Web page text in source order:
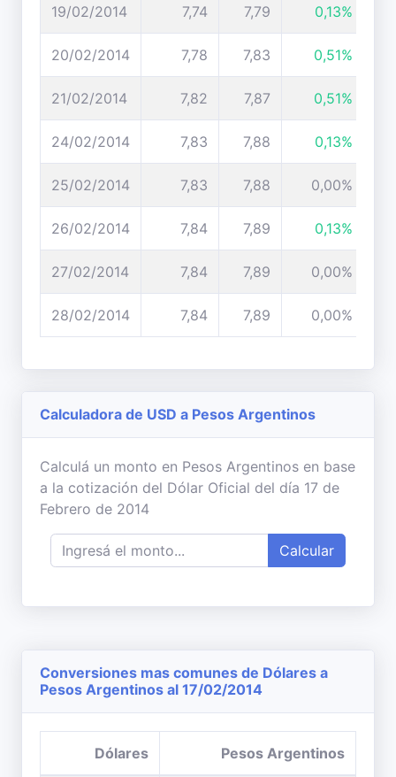
19/02/2014 7,74 7,79 0,13%
20/02/2014 7,78 7,83 0,51%
21/02/2014 7,82 7,87 0,51%
24/02/2014 7,83 7,88 0,13%
25/02/2014 7,83 7,88 0,00%
26/02/2014 7,84 7,89 0,13%
27/02/2014 7,84 7,89 0,00%
28/02/2014 7,84 7,89 0,00%
Calculadora de USD a Pesos Argentinos
Calculá un monto en Pesos Argentinos en base
a la cotización del Dólar Oficial del día 17 de
Febrero de 2014
Calcular
Conversiones mas comunes de Dólares a
Pesos Argentinos al 17/02/2014
Dólares Pesos Argentinos